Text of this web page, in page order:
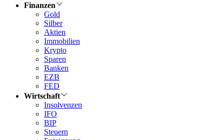
Finanzen
Gold
Silber
Aktien
Immobilien
Krypto
Sparen
Banken
EZB
FED
Wirtschaft
Insolvenzen
IFO
BIP
Steuern